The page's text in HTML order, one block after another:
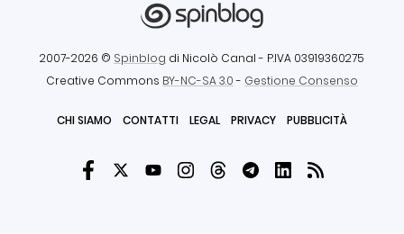
2007-2026 © Spinblog di Nicolò Canal - P.IVA 03919360275
Creative Commons BY-NC-SA 3.0- Gestione Consenso
CHI SIAMO CONTATTI LEGAL PRIVACY PUBBLICITÀ